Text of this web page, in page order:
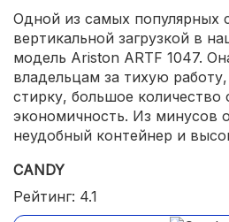
Одной из самых популярных
вертикальной загрузкой в
модель Ariston ARTF 1047.
владельцам за тихую
стирку, большое количество
экономичность. Из минусов
неудобный контейнер и
CANDY
Рейтинг: 4.1